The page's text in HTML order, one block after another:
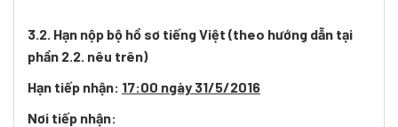
3.2. Hạn nộp bộ hồ sơ tiếng Việt (theo hướng dẫn tại
phần 2.2. nêu trên)
Hạn tiếp nhận: 17:00 ngày 31/5/2016
Nơi tiếp nhận: